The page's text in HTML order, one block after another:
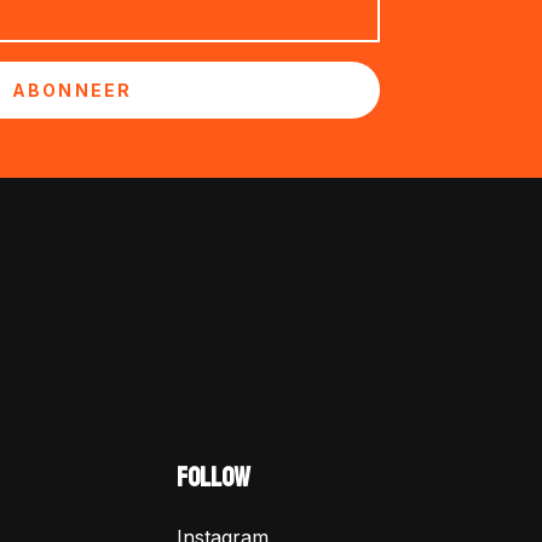
ABONNEER
FOLLOW